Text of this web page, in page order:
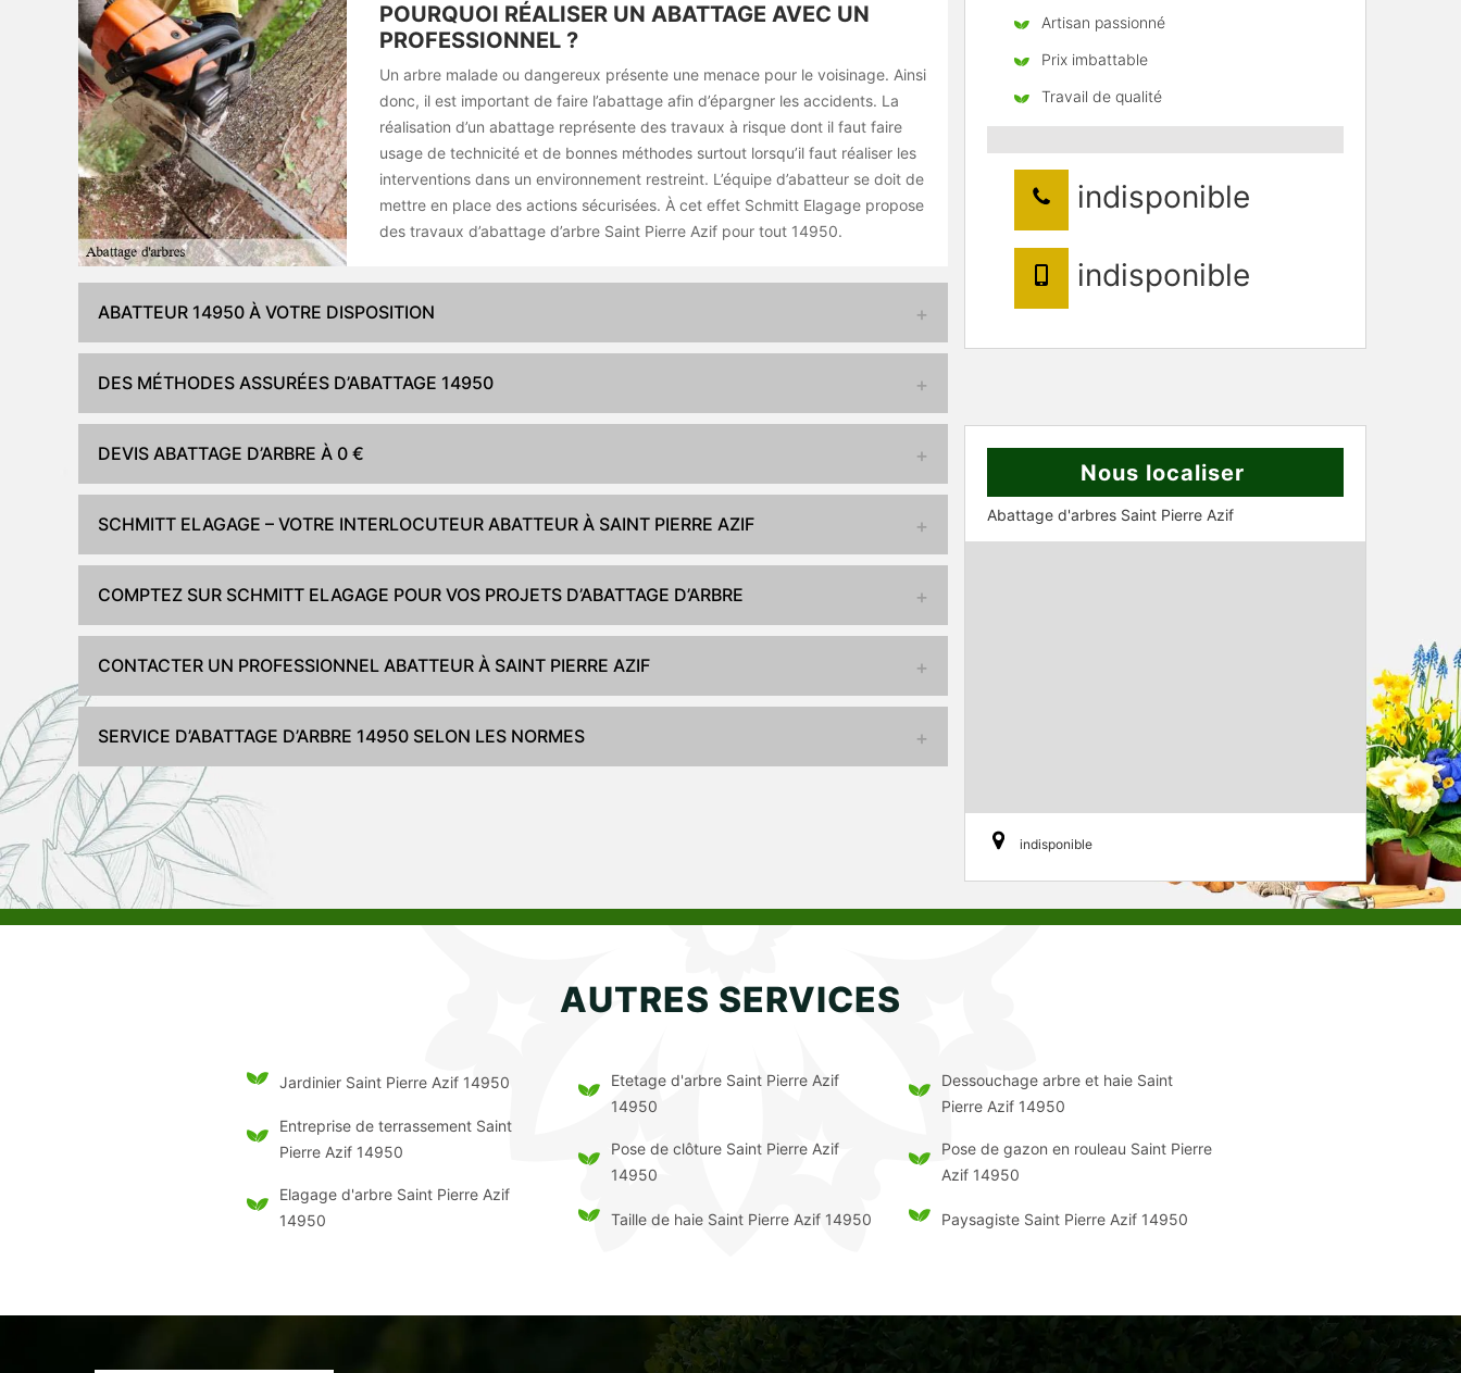
POURQUOI RÉALISER UN ABATTAGE AVEC UN
PROFESSIONNEL ?
Un arbre malade ou dangereux présente une menace pour le voisinage. Ainsi
donc, il est important de faire l’abattage afin d’épargner les accidents. La
réalisation d’un abattage représente des travaux à risque dont il faut faire
usage de technicité et de bonnes méthodes surtout lorsqu’il faut réaliser les
interventions dans un environnement restreint. L’équipe d’abatteur se doit de
mettre en place des actions sécurisées. À cet effet Schmitt Elagage propose
des travaux d’abattage d’arbre Saint Pierre Azif pour tout 14950.
ABATTEUR 14950 À VOTRE DISPOSITION
DES MÉTHODES ASSURÉES D’ABATTAGE 14950
DEVIS ABATTAGE D’ARBRE À 0 €
SCHMITT ELAGAGE – VOTRE INTERLOCUTEUR ABATTEUR À SAINT PIERRE AZIF
COMPTEZ SUR SCHMITT ELAGAGE POUR VOS PROJETS D’ABATTAGE D’ARBRE
CONTACTER UN PROFESSIONNEL ABATTEUR À SAINT PIERRE AZIF
SERVICE D’ABATTAGE D’ARBRE 14950 SELON LES NORMES
Artisan passionné
Prix imbattable
Travail de qualité
indisponible
indisponible
Nous localiser
Abattage d'arbres Saint Pierre Azif
indisponible
AUTRES SERVICES
Jardinier Saint Pierre Azif 14950
Entreprise de terrassement Saint
Pierre Azif 14950
Elagage d'arbre Saint Pierre Azif
14950
Etetage d'arbre Saint Pierre Azif
14950
Pose de clôture Saint Pierre Azif
14950
Taille de haie Saint Pierre Azif 14950
Dessouchage arbre et haie Saint
Pierre Azif 14950
Pose de gazon en rouleau Saint Pierre
Azif 14950
Paysagiste Saint Pierre Azif 14950